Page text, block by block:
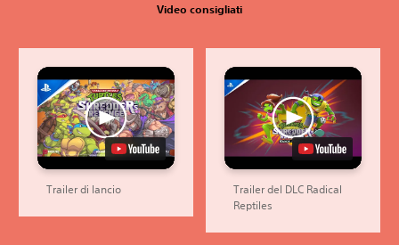
Video consigliati
Trailer di lancio
Trailer del DLC Radical
Reptiles